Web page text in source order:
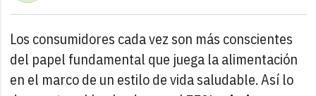
Los consumidores cada vez son más conscientes
del papel fundamental que juega la alimentación
en el marco de un estilo de vida saludable. Así lo